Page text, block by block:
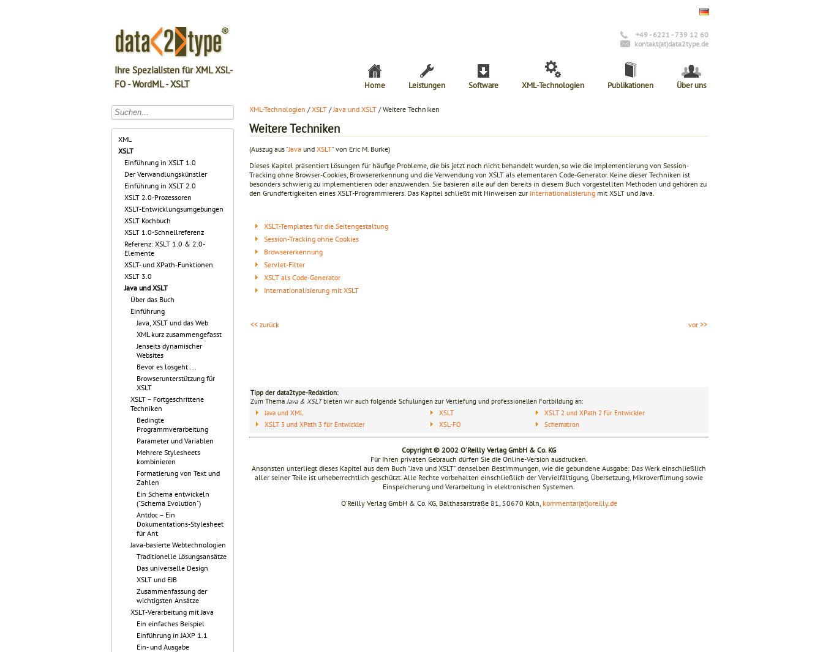
Ihre Spezialisten für XML XSL-
FO - WordML - XSLT
+49 - 6221 - 739 12 60
kontakt(at)data2type.de
Home Leistungen Software XML-Technologien Publikationen Über uns
XML
XSLT
Einführung in XSLT 1.0
Der Verwandlungskünstler
Einführung in XSLT 2.0
XSLT 2.0-Prozessoren
XSLT-Entwicklungsumgebungen
XSLT Kochbuch
XSLT 1.0-Schnellreferenz
Referenz: XSLT 1.0 & 2.0-
Elemente
XSLT- und XPath-Funktionen
XSLT 3.0
Java und XSLT
Über das Buch
Einführung
Java, XSLT und das Web
XML kurz zusammengefasst
Jenseits dynamischer
Websites
Bevor es losgeht ...
Browserunterstützung für
XSLT
XSLT – Fortgeschrittene
Techniken
Bedingte
Programmverarbeitung
Parameter und Variablen
Mehrere Stylesheets
kombinieren
Formatierung von Text und
Zahlen
Ein Schema entwickeln
("Schema Evolution")
Antdoc – Ein
Dokumentations-Stylesheet
für Ant
Java-basierte Webtechnologien
Traditionelle Lösungsansätze
Das universelle Design
XSLT und EJB
Zusammenfassung der
wichtigsten Ansätze
XSLT-Verarbeitung mit Java
Ein einfaches Beispiel
Einführung in JAXP 1.1
Ein- und Ausgabe
XML-Technologien /XSLT /Java und XSLT / Weitere Techniken
Weitere Techniken
(Auszug aus "Java und XSLT" von Eric M. Burke)
Dieses Kapitel präsentiert Lösungen für häufige Probleme, die bis jetzt noch nicht behandelt wurden, so wie die Implementierung von Session-
Tracking ohne Browser-Cookies, Browsererkennung und die Verwendung von XSLT als elementaren Code-Generator. Keine dieser Techniken ist
besonders schwierig zu implementieren oder anzuwenden. Sie basieren alle auf den bereits in diesem Buch vorgestellten Methoden und gehören zu
den Grundfertigkeiten eines XSLT-Programmierers. Das Kapitel schließt mit Hinweisen zur Internationalisierung mit XSLT und Java.
XSLT-Templates für die Seitengestaltung
Session-Tracking ohne Cookies
Browsererkennung
Servlet-Filter
XSLT als Code-Generator
Internationalisierung mit XSLT
<< zurück vor >>
Tipp der data2type-Redaktion:
Zum ThemaJava & XSLTbieten wir auch folgende Schulungen zur Vertiefung und professionellen Fortbildung an:
Java und XML
XSLT 3 und XPath 3 für Entwickler
XSLT
XSL-FO
XSLT 2 und XPath 2 für Entwickler
Schematron
Copyright © 2002 O'Reilly Verlag GmbH & Co. KG
Für Ihren privaten Gebrauch dürfen Sie die Online-Version ausdrucken.
Ansonsten unterliegt dieses Kapitel aus dem Buch "Java und XSLT" denselben Bestimmungen, wie die gebundene Ausgabe: Das Werk einschließlich
aller seiner Teile ist urheberrechtlich geschützt. Alle Rechte vorbehalten einschließlich der Vervielfältigung, Übersetzung, Mikroverfilmung sowie
Einspeicherung und Verarbeitung in elektronischen Systemen.
O’Reilly Verlag GmbH & Co. KG, Balthasarstraße 81, 50670 Köln, kommentar(at)oreilly.de